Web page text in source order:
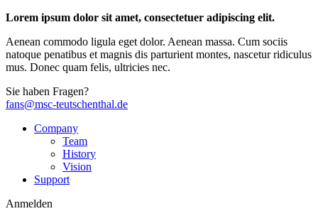
Lorem ipsum dolor sit amet, consectetuer adipiscing elit.
Aenean commodo ligula eget dolor. Aenean massa. Cum sociis
natoque penatibus et magnis dis parturient montes, nascetur ridiculus
mus. Donec quam felis, ultricies nec.
Sie haben Fragen?
fans@msc-teutschenthal.de
Company
Team
History
Vision
Support
Anmelden